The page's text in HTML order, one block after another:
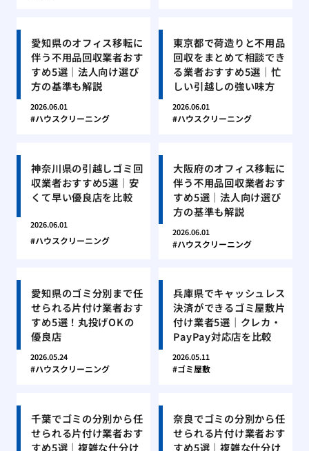
愛知県のオフィス移転に
伴う不用品回収業者おす
すめ5選｜法人向け選び
方の基準も解説
2026.06.01
ハウスクリーニング
東京都で荷造りと不用品
回収をまとめて相談でき
る業者おすすめ5選｜忙
しい引越しの強い味方
2026.06.01
ハウスクリーニング
神奈川県の引越しゴミ回
収業者おすすめ5選｜安
くて早い優良店を比較
2026.06.01
ハウスクリーニング
大阪府のオフィス移転に
伴う不用品回収業者おす
すめ5選｜法人向け選び
方の基準も解説
2026.06.01
ハウスクリーニング
愛知県のゴミ分別まで任
せられる片付け業者おす
すめ5選！丸投げOKの
優良店
2026.05.24
ハウスクリーニング
兵庫県でキャッシュレス
決済ができるゴミ屋敷片
付け業者5選｜クレカ・
PayPay対応店を比較
2026.05.11
ゴミ屋敷
千葉でゴミの分別から任
せられる片付け業者おす
すめ5選｜複雑な仕分け
奈良でゴミの分別から任
せられる片付け業者おす
すめ5選｜複雑な仕分け